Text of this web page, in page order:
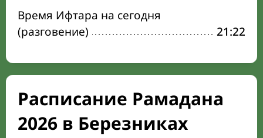
Время Ифтара на сегодня
(разговение)
21:22
Расписание Рамадана
2026 в Березниках